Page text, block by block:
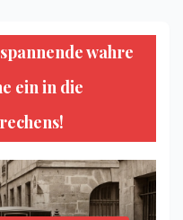
wahre
ein in die